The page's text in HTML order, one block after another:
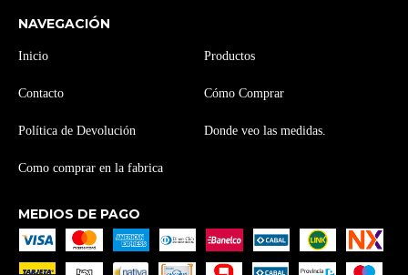
NAVEGACIÓN
Inicio Productos
Contacto Cómo Comprar
Política de Devolución Donde veo las medidas.
Como comprar en la fabrica
MEDIOS DE PAGO